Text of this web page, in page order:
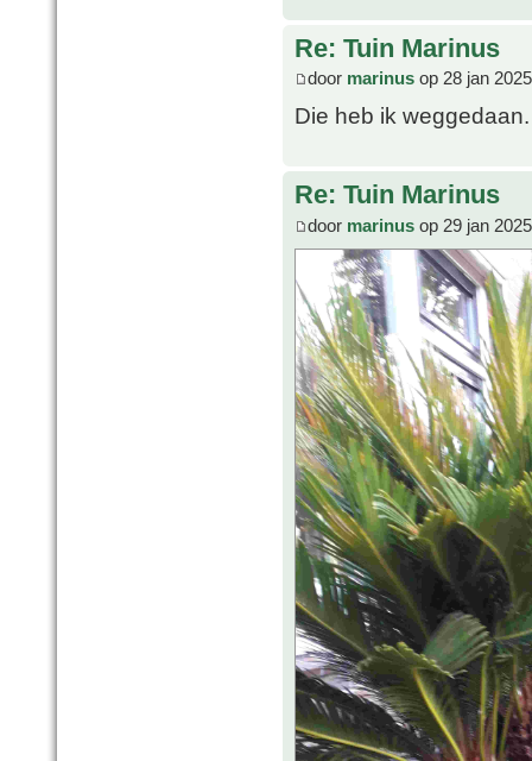
Re: Tuin Marinus
door marinus op 28 jan
Die heb ik
Re: Tuin Marinus
door marinus op 29 jan